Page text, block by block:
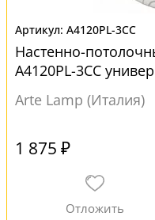
A4120PL-3CC
Настенно-
A4120PL-3CC
Arte Lamp (Италия)
1 875 ₽